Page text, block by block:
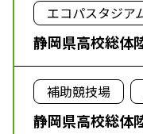
エコパスタジア
静岡県高校総体
補助競技場
静岡県高校総体